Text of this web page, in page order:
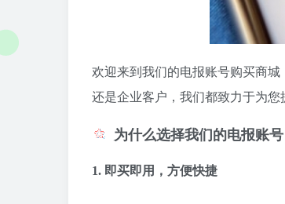
欢迎来到我们的电报账号购买商城
还是企业客户，我们都致力于为您
为什么选择我们的电报账
1. 即买即用，方便快捷